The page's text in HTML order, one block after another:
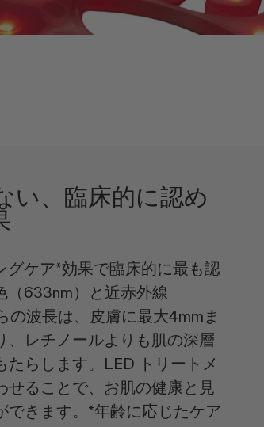
い、臨床的に認め
グケア*効果で臨床的に最も認
（633nm）と近赤外線
の波長は、皮膚に最大4mmま
、レチノールよりも肌の深層
らします。LED トリートメ
せることで、お肌の健康と見
できます。*年齢に応じたケア